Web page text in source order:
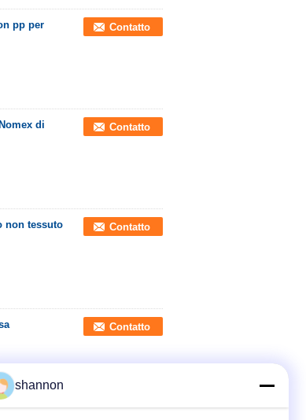
pp per
Contatto
di
Contatto
non tessuto
Contatto
Contatto
shannon